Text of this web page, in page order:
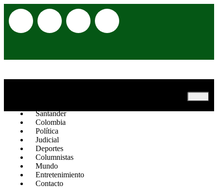
Santander
Colombia
Política
Judicial
Deportes
Columnistas
Mundo
Entretenimiento
Contacto